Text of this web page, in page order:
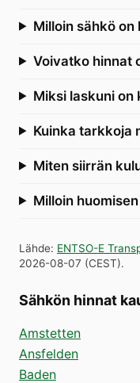
Milloin sähkö on
Voivatko hinnat
Miksi laskuni
Kuinka tarkkoja
Miten siirrän
Milloin
Lähde: ENTSO-E
2026-08-07 (CEST).
Sähkön hinnat
Amstetten
Ansfelden
Baden